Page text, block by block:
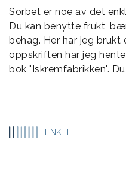
Sorbet er noe av det
Du kan benytte frukt,
behag. Her har jeg
oppskriften har jeg
bok "Iskremfabrikken".
ENKEL